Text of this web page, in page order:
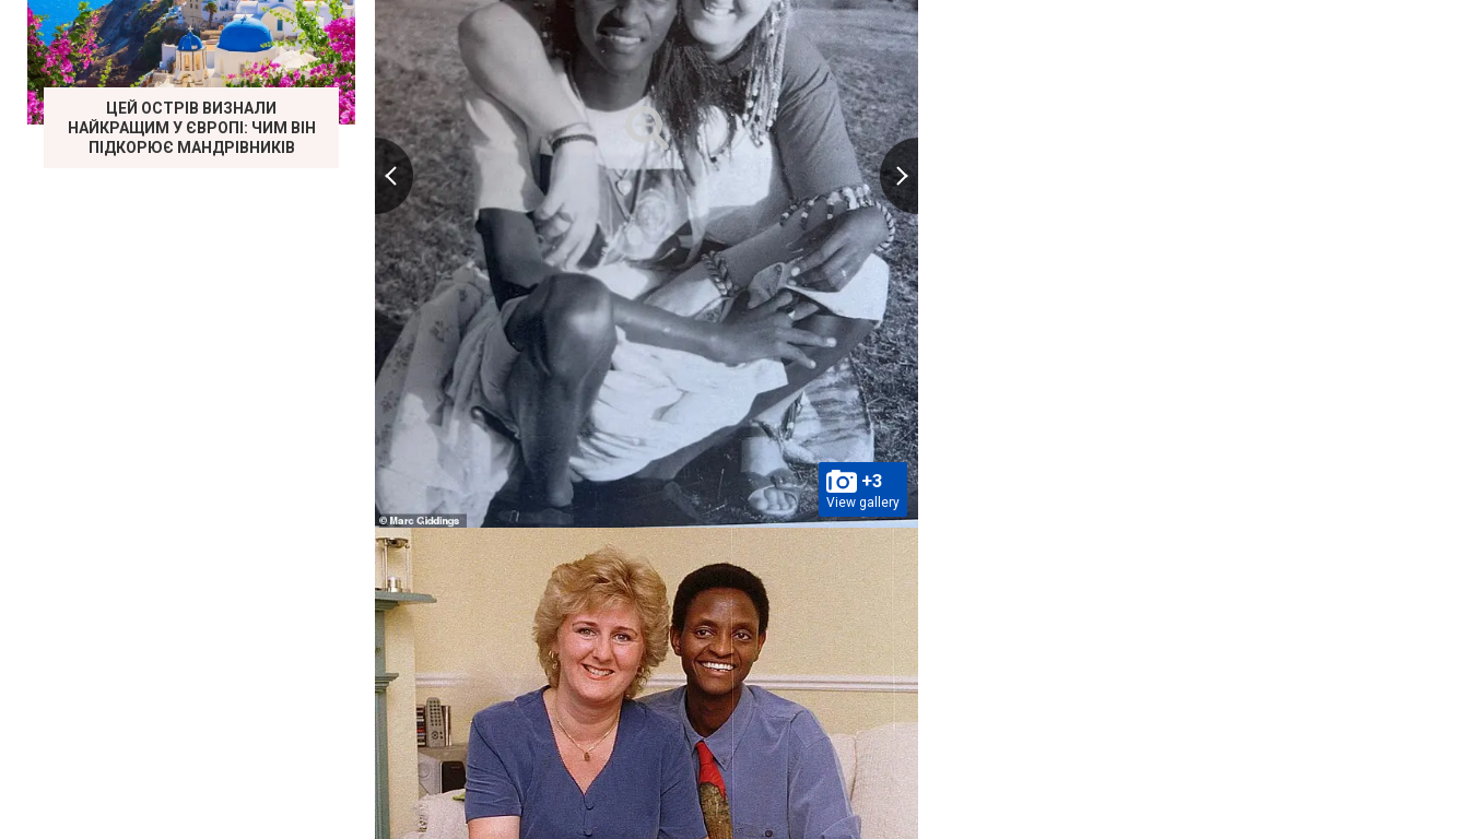
+3
View gallery
ЦЕЙ ОСТРІВ ВИЗНАЛИ
НАЙКРАЩИМ У ЄВРОПІ: ЧИМ ВІН
ПІДКОРЮЄ МАНДРІВНИКІВ